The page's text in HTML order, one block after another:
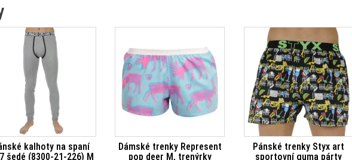
kalhoty na spaní
šedé (8300-21-226) M
Dámské trenky Represent
pop deer M, trenýrky
Pánské trenky Styx art
sportovní guma párty